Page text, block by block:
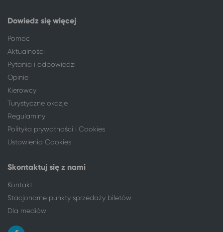
Dowiedz się więcej
Pomoc
Aktualności
Pytania i odpowiedzi
Opinie
Kierowcy
Turystyczne okazje
Regulaminy
Polityka prywatności i Cookies
Ustawienia Cookies
Skontaktuj się z nami
Kontakt
Stacjonarne punkty sprzedaży biletów
Dla mediów